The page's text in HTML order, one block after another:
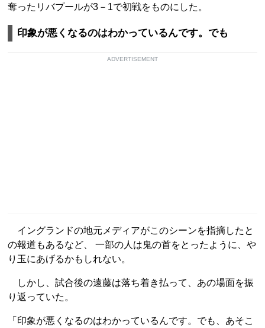
奪ったリバプールが3－1で初戦をものにした。
印象が悪くなるのはわかっているんです。でも
ADVERTISEMENT
イングランドの地元メディアがこのシーンを指摘したと
の報道もあるなど、 一部の人は鬼の首をとったように、や
り玉にあげるかもしれない。
しかし、試合後の遠藤は落ち着き払って、あの場面を振
り返っていた。
「印象が悪くなるのはわかっているんです。でも、あそこ